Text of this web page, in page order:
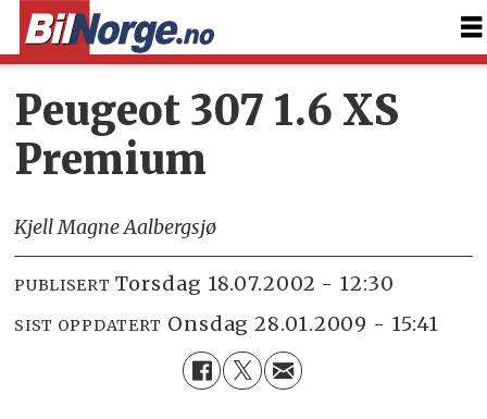
Peugeot 307 1.6 XS
Premium
Kjell Magne Aalbergsjø
PUBLISERT torsdag 18.07.2002 - 12:30
SIST OPPDATERT onsdag 28.01.2009 - 15:41